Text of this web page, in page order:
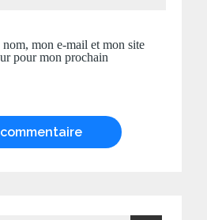
mon e-mail et mon site
pour mon prochain